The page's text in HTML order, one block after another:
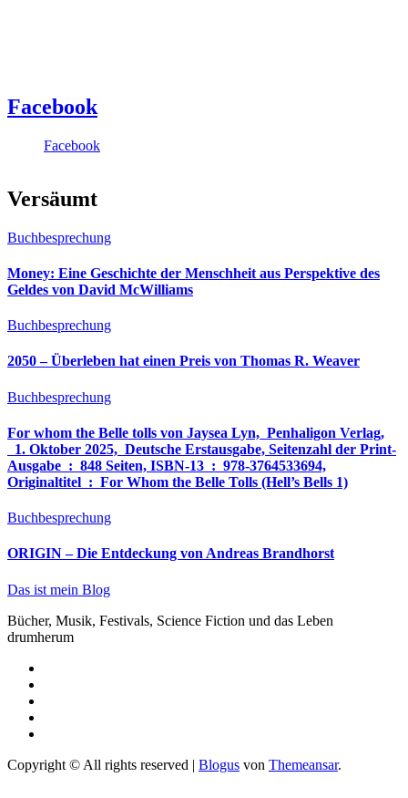
Facebook
Facebook
Versäumt
Buchbesprechung
Money: Eine Geschichte der Menschheit aus Perspektive des
Geldes von David McWilliams
Buchbesprechung
2050 – Überleben hat einen Preis von Thomas R. Weaver
Buchbesprechung
For whom the Belle tolls von Jaysea Lyn, ‎ Penhaligon Verlag,
‎ 1. Oktober 2025, ‎ Deutsche Erstausgabe, Seitenzahl der Print-
Ausgabe ‏ : ‎ 848 Seiten, ISBN-13 ‏ : ‎ 978-3764533694,
Originaltitel ‏ : ‎ For Whom the Belle Tolls (Hell’s Bells 1)
Buchbesprechung
ORIGIN – Die Entdeckung von Andreas Brandhorst
Das ist mein Blog
Bücher, Musik, Festivals, Science Fiction und das Leben
drumherum
Copyright © All rights reserved | Blogus von Themeansar.